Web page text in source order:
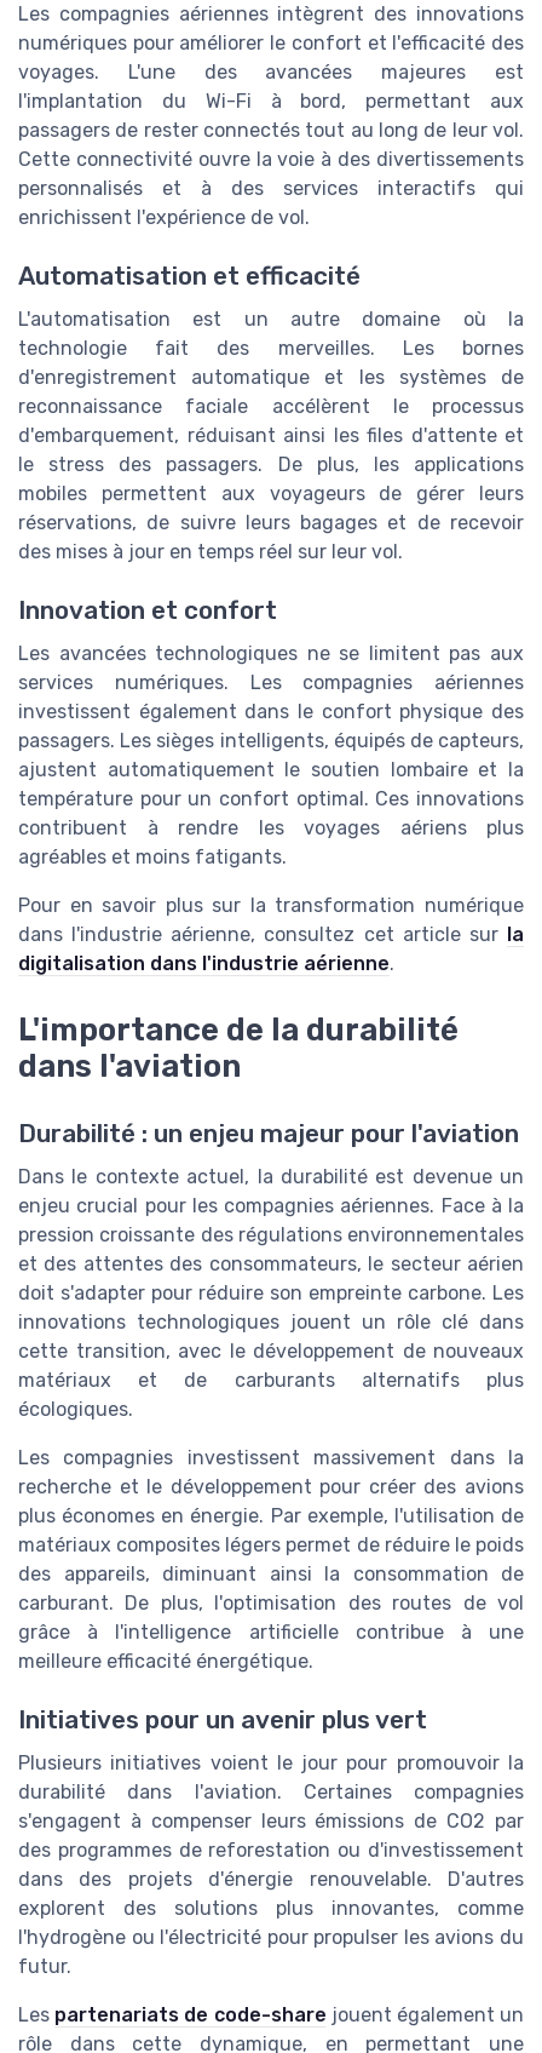
Les compagnies aériennes intègrent des innovations
numériques pour améliorer le confort et l'efficacité des
voyages. L'une des avancées majeures est
l'implantation du Wi-Fi à bord, permettant aux
passagers de rester connectés tout au long de leur vol.
Cette connectivité ouvre la voie à des divertissements
personnalisés et à des services interactifs qui
enrichissent l'expérience de vol.
Automatisation et efficacité
L'automatisation est un autre domaine où la
technologie fait des merveilles. Les bornes
d'enregistrement automatique et les systèmes de
reconnaissance faciale accélèrent le processus
d'embarquement, réduisant ainsi les files d'attente et
le stress des passagers. De plus, les applications
mobiles permettent aux voyageurs de gérer leurs
réservations, de suivre leurs bagages et de recevoir
des mises à jour en temps réel sur leur vol.
Innovation et confort
Les avancées technologiques ne se limitent pas aux
services numériques. Les compagnies aériennes
investissent également dans le confort physique des
passagers. Les sièges intelligents, équipés de capteurs,
ajustent automatiquement le soutien lombaire et la
température pour un confort optimal. Ces innovations
contribuent à rendre les voyages aériens plus
agréables et moins fatigants.
Pour en savoir plus sur la transformation numérique
dans l'industrie aérienne, consultez cet article sur
la
digitalisation dans l'industrie aérienne.
L'importance de la durabilité
dans l'aviation
Durabilité : un enjeu majeur pour l'aviation
Dans le contexte actuel, la durabilité est devenue un
enjeu crucial pour les compagnies aériennes. Face à la
pression croissante des régulations environnementales
et des attentes des consommateurs, le secteur aérien
doit s'adapter pour réduire son empreinte carbone. Les
innovations technologiques jouent un rôle clé dans
cette transition, avec le développement de nouveaux
matériaux et de carburants alternatifs plus
écologiques.
Les compagnies investissent massivement dans la
recherche et le développement pour créer des avions
plus économes en énergie. Par exemple, l'utilisation de
matériaux composites légers permet de réduire le poids
des appareils, diminuant ainsi la consommation de
carburant. De plus, l'optimisation des routes de vol
grâce à l'intelligence artificielle contribue à une
meilleure efficacité énergétique.
Initiatives pour un avenir plus vert
Plusieurs initiatives voient le jour pour promouvoir la
durabilité dans l'aviation. Certaines compagnies
s'engagent à compenser leurs émissions de CO2 par
des programmes de reforestation ou d'investissement
dans des projets d'énergie renouvelable. D'autres
explorent des solutions plus innovantes, comme
l'hydrogène ou l'électricité pour propulser les avions du
futur.
Les partenariats de code-share jouent également un
rôle dans cette dynamique, en permettant une